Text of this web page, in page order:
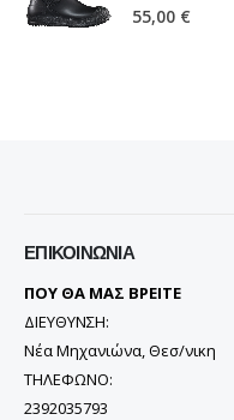
55,00 €
ΕΠΙΚΟΙΝΩΝΊΑ
ΠΟΥ ΘΑ ΜΑΣ ΒΡΕΙΤΕ
ΔΙΕΥΘΥΝΣΗ:
Νέα Μηχανιώνα, Θεσ/νικη
ΤΗΛΕΦΩΝΟ:
2392035793